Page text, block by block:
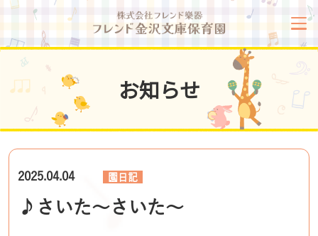
お知らせ
2025.04.04 園日記
♪さいた～さいた～